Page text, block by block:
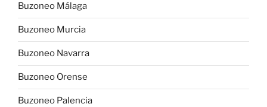
Buzoneo Málaga
Buzoneo Murcia
Buzoneo Navarra
Buzoneo Orense
Buzoneo Palencia